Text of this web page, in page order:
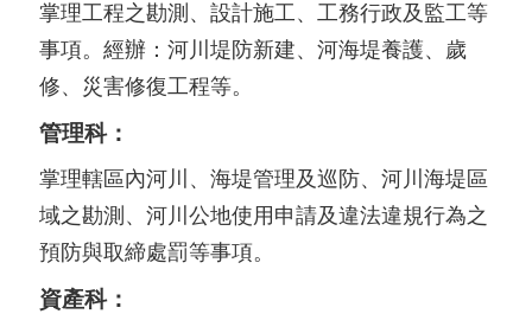
掌理工程之勘測、設計施工、工務行政及監工等
事項。經辦：河川堤防新建、河海堤養護、歲
修、災害修復工程等。
管理科：
掌理轄區內河川、海堤管理及巡防、河川海堤區
域之勘測、河川公地使用申請及違法違規行為之
預防與取締處罰等事項。
資產科：